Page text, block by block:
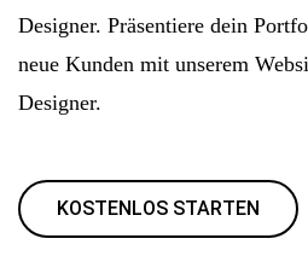
Designer. Präsentiere dein
neue Kunden mit unserem
Designer.
KOSTENLOS STARTEN